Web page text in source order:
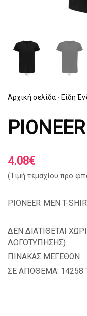
Αρχική σελίδα - Είδη
4.08€
(Tιμή τεμαχίου προ
PIONEER MEN T-
ΔΕΝ ΔΙΑΤΙΘΕΤΑΙ
ΛΟΓΟΤΥΠΗΣΗΣ)
ΠΙΝΑΚΑΣ ΜΕΓΕΘΩΝ
ΣΕ ΑΠΟΘΕΜΑ: 14258